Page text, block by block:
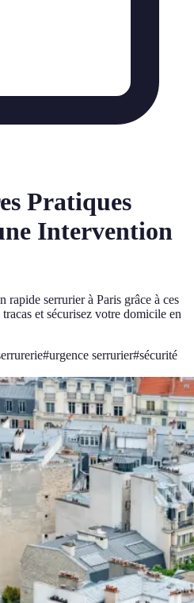
Pratiques
Intervention
rapide serrurier à Paris grâce à ces
et sécurisez votre domicile en
#urgence serrurier#sécurité